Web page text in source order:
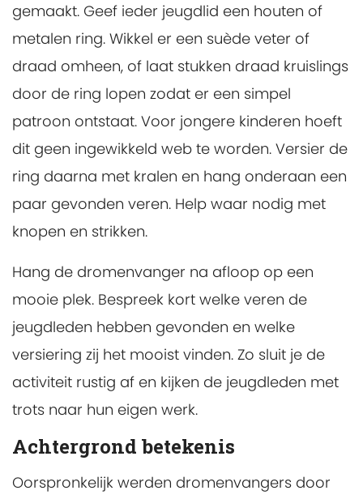
gemaakt. Geef ieder jeugdlid een houten of
metalen ring. Wikkel er een suède veter of
draad omheen, of laat stukken draad kruislings
door de ring lopen zodat er een simpel
patroon ontstaat. Voor jongere kinderen hoeft
dit geen ingewikkeld web te worden. Versier de
ring daarna met kralen en hang onderaan een
paar gevonden veren. Help waar nodig met
knopen en strikken.
Hang de dromenvanger na afloop op een
mooie plek. Bespreek kort welke veren de
jeugdleden hebben gevonden en welke
versiering zij het mooist vinden. Zo sluit je de
activiteit rustig af en kijken de jeugdleden met
trots naar hun eigen werk.
Achtergrond betekenis
Oorspronkelijk werden dromenvangers door